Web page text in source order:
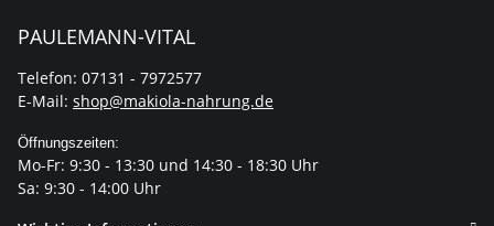
PAULEMANN-VITAL
Telefon: 07131 - 7972577
E-Mail: shop@makiola-nahrung.de
Öffnungszeiten:
Mo-Fr: 9:30 - 13:30 und 14:30 - 18:30 Uhr
Sa: 9:30 - 14:00 Uhr